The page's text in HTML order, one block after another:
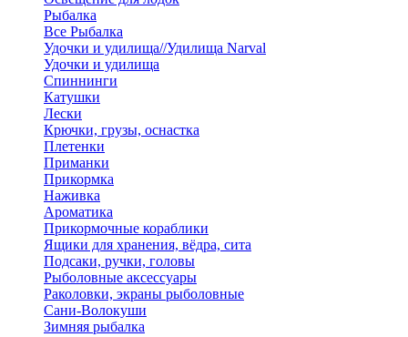
Рыбалка
Все Рыбалка
Удочки и удилища//Удилища Narval
Удочки и удилища
Спиннинги
Катушки
Лески
Крючки, грузы, оснастка
Плетенки
Приманки
Прикормка
Наживка
Ароматика
Прикормочные кораблики
Ящики для хранения, вёдра, сита
Подсаки, ручки, головы
Рыболовные аксессуары
Раколовки, экраны рыболовные
Сани-Волокуши
Зимняя рыбалка